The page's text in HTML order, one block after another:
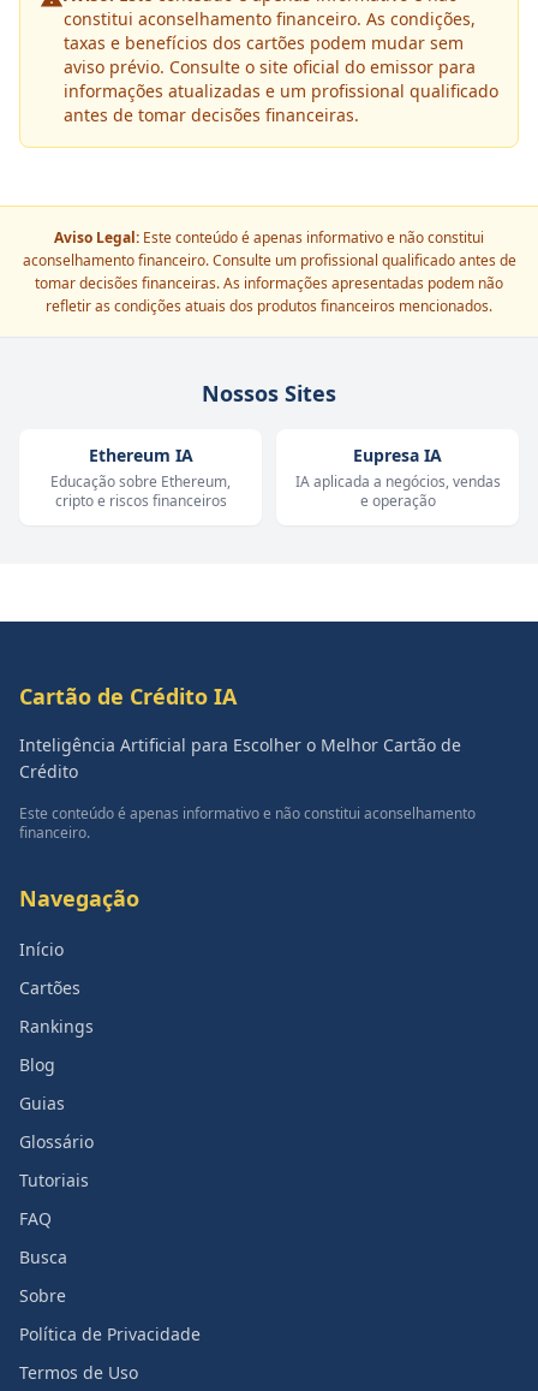
constitui aconselhamento financeiro. As condições,
taxas e benefícios dos cartões podem mudar sem
aviso prévio. Consulte o site oficial do emissor para
informações atualizadas e um profissional qualificado
antes de tomar decisões financeiras.
Aviso Legal: Este conteúdo é apenas informativo e não constitui
aconselhamento financeiro. Consulte um profissional qualificado antes de
tomar decisões financeiras. As informações apresentadas podem não
refletir as condições atuais dos produtos financeiros mencionados.
Nossos Sites
Ethereum IA
Educação sobre Ethereum,
cripto e riscos financeiros
Eupresa IA
IA aplicada a negócios, vendas
e operação
Cartão de Crédito IA
Inteligência Artificial para Escolher o Melhor Cartão de
Crédito
Este conteúdo é apenas informativo e não constitui aconselhamento
financeiro.
Navegação
Início
Cartões
Rankings
Blog
Guias
Glossário
Tutoriais
FAQ
Busca
Sobre
Política de Privacidade
Termos de Uso